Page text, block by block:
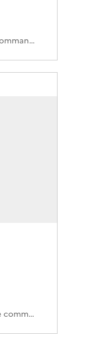
576PO/2/1-207 (Cote de commande)
576PO/1/492-530 (Cote de commande)